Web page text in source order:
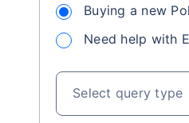
Buying a new
Need help with
Select query type